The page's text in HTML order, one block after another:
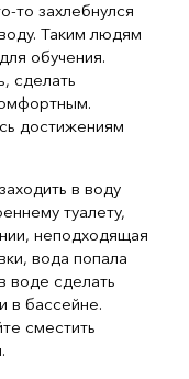
то захлебнулся
Таким людям
обучения.
сделать
достижениям
в воду
туалету,
неподходящая
вода попала
воде сделать
в бассейне.
сместить